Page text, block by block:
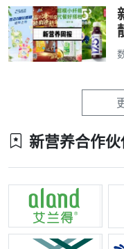
新营养合作